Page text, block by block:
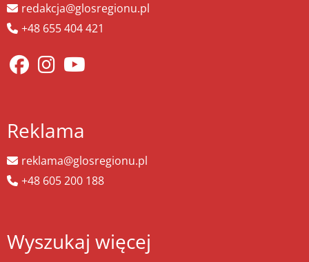
redakcja@glosregionu.pl
+48 655 404 421
Reklama
reklama@glosregionu.pl
+48 605 200 188
Wyszukaj więcej